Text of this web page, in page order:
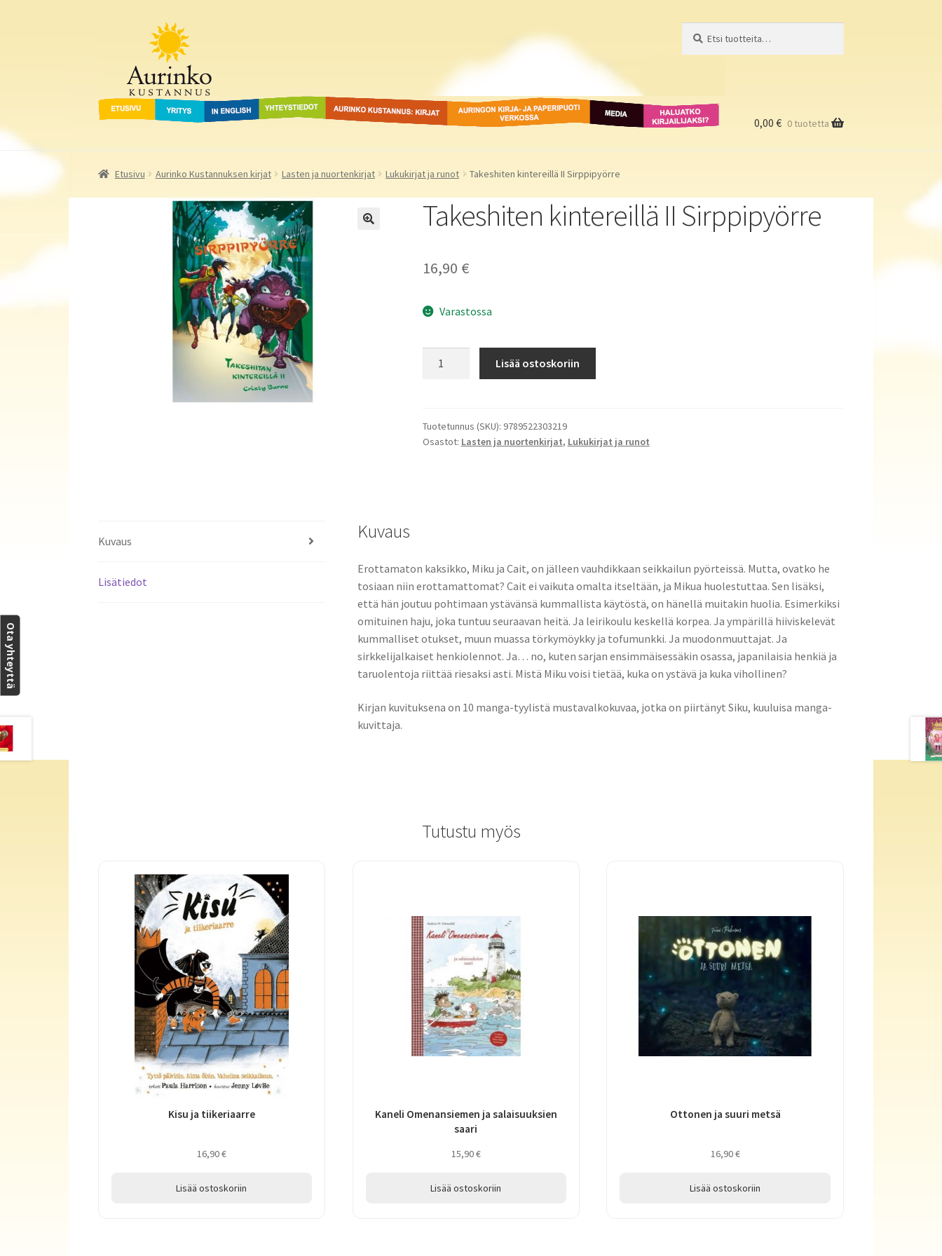
navigointiin
Aurinko Kustannus
Etusivu Yritys In English Yhteystiedot Aurinko Kustannus: kirjat Auringon kirja- ja
paperipuodit verkossa
Media
Haluatko
kirjailijaksi?
0,00 € 0 tuotetta
Etusivu Aurinko Kustannuksen kirjat Lasten ja nuortenkirjat Lukukirjat ja runot Takeshiten kintereillä II Sirppipyörre
Takeshiten kintereillä II Sirppipyörre
16,90 €
Varastossa
määrä
Lisää ostoskoriin
Tuotetunnus (SKU): 9789522303219
Osastot: Lasten ja nuortenkirjat, Lukukirjat ja runot
Kuvaus
Lisätiedot
Kuvaus
Erottamaton kaksikko, Miku ja Cait, on jälleen vauhdikkaan seikkailun pyörteissä. Mutta, ovatko he
tosiaan niin erottamattomat? Cait ei vaikuta omalta itseltään, ja Mikua huolestuttaa. Sen lisäksi,
että hän joutuu pohtimaan ystävänsä kummallista käytöstä, on hänellä muitakin huolia. Esimerkiksi
omituinen haju, joka tuntuu seuraavan heitä. Ja leirikoulu keskellä korpea. Ja ympärillä hiiviskelevät
kummalliset otukset, muun muassa törkymöykky ja tofumunkki. Ja muodonmuuttajat. Ja
sirkkelijalkaiset henkiolennot. Ja… no, kuten sarjan ensimmäisessäkin osassa, japanilaisia henkiä ja
taruolentoja riittää riesaksi asti. Mistä Miku voisi tietää, kuka on ystävä ja kuka vihollinen?
Kirjan kuvituksena on 10 manga-tyylistä mustavalkokuvaa, jotka on piirtänyt Siku, kuuluisa manga-
kuvittaja.
Tutustu myös
Kisu ja tiikeriaarre
16,90€
Lisää ostoskoriin
Kaneli Omenansiemen ja salaisuuksien
saari
15,90€
Lisää ostoskoriin
Ottonen ja suuri metsä
16,90€
Lisää ostoskoriin
Ota yhteyttä